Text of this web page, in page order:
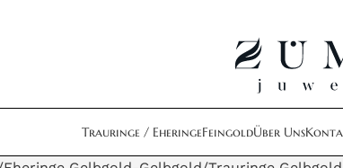
Trauringe / EheringeFeingoldÜber Uns